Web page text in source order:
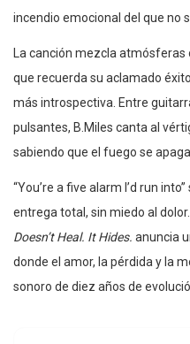
incendio emocional del que no
La canción mezcla
que recuerda su aclamado
más introspectiva. Entre
pulsantes, B.Miles canta al
sabiendo que el fuego se
“You’re a five alarm I’d run
entrega total, sin miedo al
Doesn’t Heal. It Hides. anuncia
donde el amor, la pérdida y la
sonoro de diez años de